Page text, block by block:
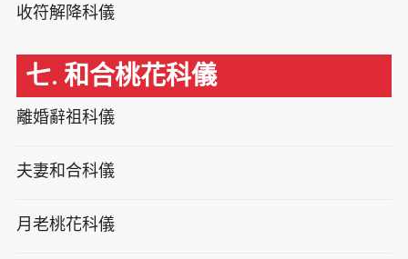
收符解降科儀
七. 和合桃花科儀
離婚辭祖科儀
夫妻和合科儀
月老桃花科儀